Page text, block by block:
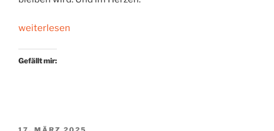
„Das
feiern.
weiterlesen
Gefällt mir: